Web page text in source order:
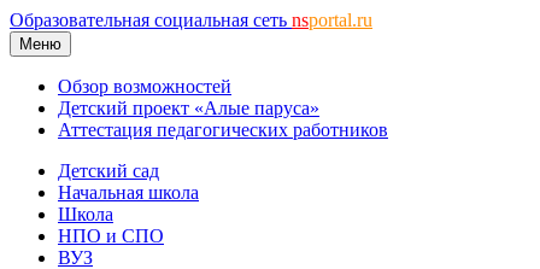
Образовательная социальная сеть nsportal.ru
Меню
Обзор возможностей
Детский проект «Алые паруса»
Аттестация педагогических работников
Детский сад
Начальная школа
Школа
НПО и СПО
ВУЗ